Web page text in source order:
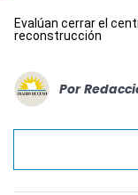
Evalúan cerrar el
reconstrucción
Por